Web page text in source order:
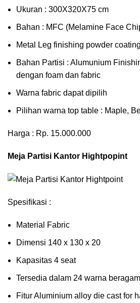
Ukuran : 300X320X75 cm
Bahan : MFC (Melamine Face
Metal Leg finishing powder coating
Bahan Partisi : Alumunium
dengan foam dan fabric
Warna fabric dapat dipilih
Pilihan warna top table : Maple,
Harga : Rp. 15.000.000
Meja Partisi Kantor Hightpopint
Spesifikasi :
Material Fabric
Dimensi 140 x 130 x 20
Kapasitas 4 seat
Tersedia dalam 24 warna beragam
Fitur Aluminium alloy die cast for